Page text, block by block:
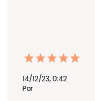
14/12/23, 0:42
Por